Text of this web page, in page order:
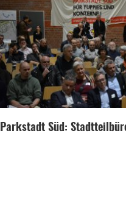
Parkstadt Süd: